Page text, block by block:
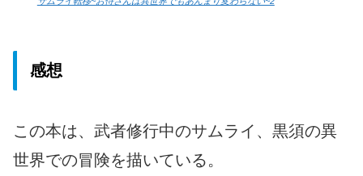
感想
この本は、武者修行中のサムライ、黒須の異
世界での冒険を描いている。